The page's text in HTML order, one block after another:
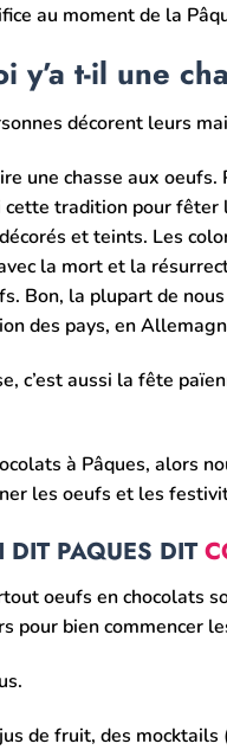
au moment de la
y’a t-il une
décorent leurs
une chasse aux
tradition pour
et teints. Les
la mort et la
Bon, la plupart de
des pays, en
c’est aussi la fête
à Pâques, alors
les oeufs et les
DIT PAQUES DIT
oeufs en chocolats
pour bien commencer
de fruit, des